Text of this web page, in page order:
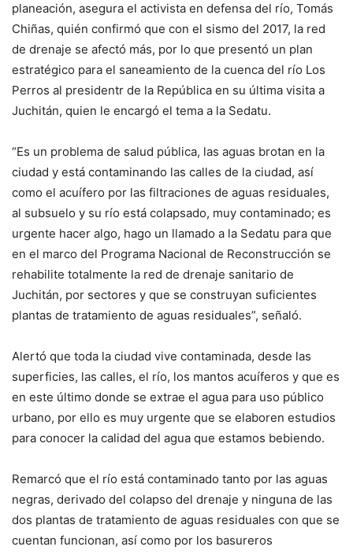
planeación, asegura el activista en defensa del río, Tomás
Chiñas, quién confirmó que con el sismo del 2017, la red
de drenaje se afectó más, por lo que presentó un plan
estratégico para el saneamiento de la cuenca del río Los
Perros al presidentr de la República en su última visita a
Juchitán, quien le encargó el tema a la Sedatu.
“Es un problema de salud pública, las aguas brotan en la
ciudad y está contaminando las calles de la ciudad, así
como el acuífero por las filtraciones de aguas residuales,
al subsuelo y su río está colapsado, muy contaminado; es
urgente hacer algo, hago un llamado a la Sedatu para que
en el marco del Programa Nacional de Reconstrucción se
rehabilite totalmente la red de drenaje sanitario de
Juchitán, por sectores y que se construyan suficientes
plantas de tratamiento de aguas residuales”, señaló.
Alertó que toda la ciudad vive contaminada, desde las
superficies, las calles, el río, los mantos acuíferos y que es
en este último donde se extrae el agua para uso público
urbano, por ello es muy urgente que se elaboren estudios
para conocer la calidad del agua que estamos bebiendo.
Remarcó que el río está contaminado tanto por las aguas
negras, derivado del colapso del drenaje y ninguna de las
dos plantas de tratamiento de aguas residuales con que se
cuentan funcionan, así como por los basureros